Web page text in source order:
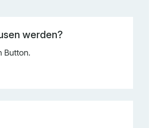
werden?
Button.